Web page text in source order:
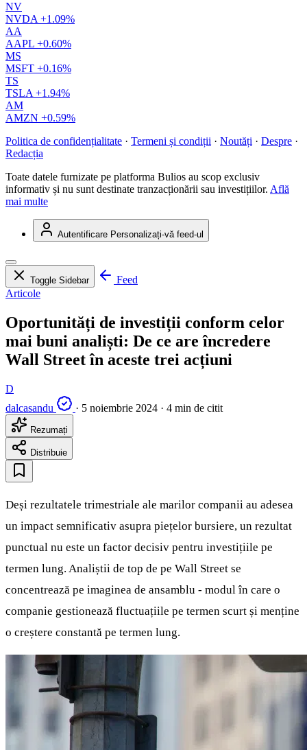
NV
NVDA +1.09%
AA
AAPL +0.60%
MS
MSFT +0.16%
TS
TSLA +1.94%
AM
AMZN +0.59%
Politica de confidențialitate · Termeni și condiții · Noutăți · Despre ·
Redacția
Toate datele furnizate pe platforma Bulios au scop exclusiv
informativ și nu sunt destinate tranzacționării sau investițiilor. Află
mai multe
Autentificare Personalizați-vă feed-ul
Toggle Sidebar
Feed
Articole
Oportunități de investiții conform celor
mai buni analiști: De ce are încredere
Wall Street în aceste trei acțiuni
D
dalcasandu
· 5 noiembrie 2024 · 4 min de citit
Rezumați
Distribuie
Deși rezultatele trimestriale ale marilor companii au adesea
un impact semnificativ asupra piețelor bursiere, un rezultat
punctual nu este un factor decisiv pentru investițiile pe
termen lung. Analiștii de top de pe Wall Street se
concentrează pe imaginea de ansamblu - modul în care o
companie gestionează fluctuațiile pe termen scurt și menține
o creștere constantă pe termen lung.